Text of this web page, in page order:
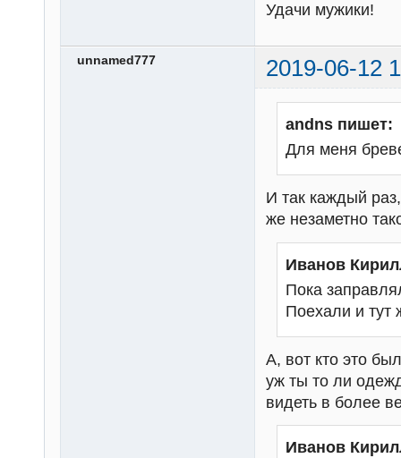
Удачи мужики!
unnamed777 2019-06-12
andns пишет:
Для меня
И так каждый
же незаметно
Иванов
Пока
Поехали и тут
А, вот кто это
уж ты то ли
видеть в более
Иванов